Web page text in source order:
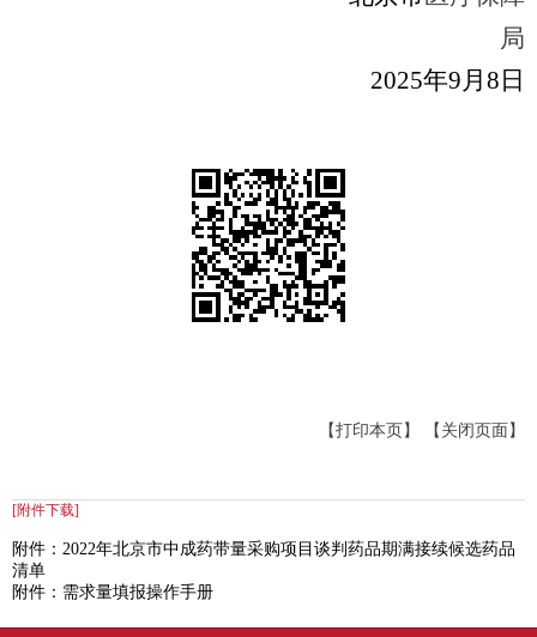
局
2025年9月8日
【打印本页】 【关闭页面】
[附件下载]
附件：2022年北京市中成药带量采购项目谈判药品期满接续候选药品
清单
附件：需求量填报操作手册